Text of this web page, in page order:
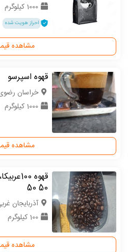
1000 کیلوگرم
احراز هویت شده
مشاهده
قهوه اسپرسو
خراسان
1000 کیلوگرم
مشاهده
50 50
آذربایجان
100 کیلوگرم
مشاهده